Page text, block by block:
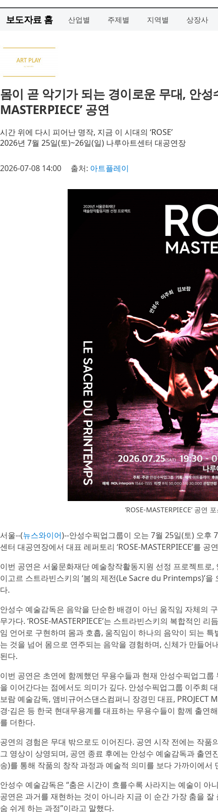
보도자료 홈 산업별 주제별 지역별 상장사
몸이 곧 악기가 되는 경이로운 무대, 안성
MASTERPIECE’ 공연
시간 위에 다시 피어난 명작, 지금 이 시대의 ‘ROSE’
2026년 7월 25일(토)~26일(일) 나루아트센터 대공연장
2026-07-08 14:00 출처: 아트플레이
‘ROSE-MASTERPIECE’ 공연
서울--(뉴스와이어)--안성수픽업그룹이 오는 7월 25일(토) 오후
센터 대공연장에서 대표 레퍼토리 ‘ROSE-MASTERPIECE’를 공
이번 공연은 서울문화재단 예술창작활동지원 선정 프로젝트로
이고르 스트라빈스키의 ‘봄의 제전(Le Sacre du Printemps)’​
다.
안성수 예술감독은 음악을 단순한 배경이 아닌 움직임 자체의
무가다. ‘ROSE-MASTERPIECE’는 스트라빈스키의 복합적인
임 언어로 구현하며 몸과 호흡, 움직임이 하나의 음악이 되는
는 것을 넘어 몸으로 연주되는 음악을 경험하며, 신체가 만들어
된다.
이번 공연은 초연에 함께했던 무용수들과 현재 안성수픽업그
을 이어간다는 점에서도 의미가 깊다. 안성수픽업그룹 이주희
보람 예술감독, 앰비규어스댄스컴퍼니 장경민 대표, PROJECT
경·​김은 등 한국 현대무용계를 대표하는 무용수들이 함께 출연
를 더한다.
공연의 경험은 무대 밖으로도 이어진다. 공연 시작 전에는 작품
그 영상이 상영되며, 공연 종료 후에는 안성수 예술감독과 출연
송)를 통해 작품의 창작 과정과 예술적 의미를 보다 가까이에서
안성수 예술감독은 “춤은 시간이 흐를수록 사라지는 예술이 아
공연은 과거를 재현하는 것이 아니라 지금 이 순간 가장 춤을
숨 쉬게 하는 과정”이라고 말했다.